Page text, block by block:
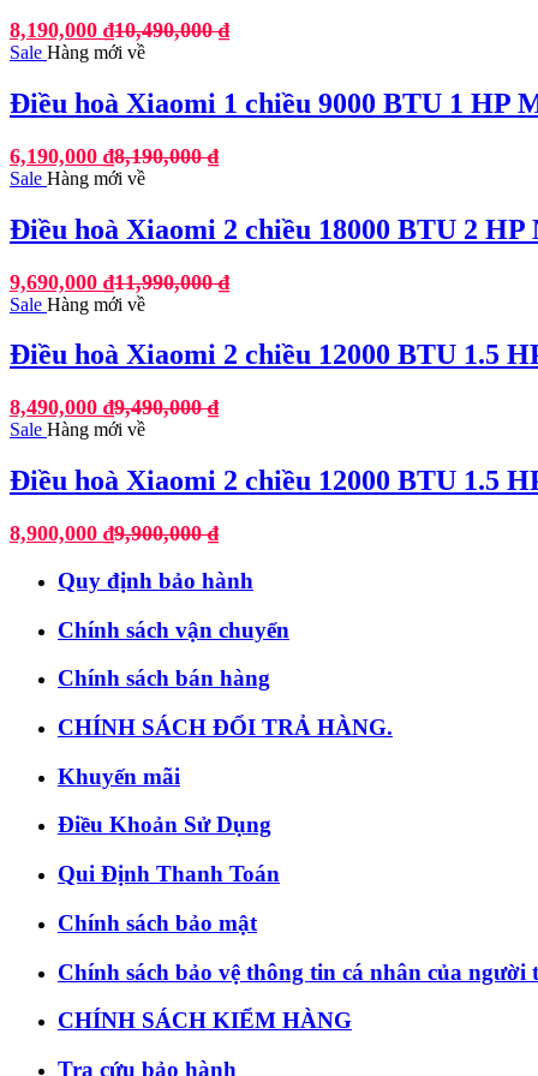
8,190,000 ₫10,490,000₫
Sale Hàng mới về
Điều hoà Xiaomi 1 chiều 9000 BTU 1 HP
6,190,000 ₫8,190,000₫
Sale Hàng mới về
Điều hoà Xiaomi 2 chiều 18000 BTU 2
9,690,000 ₫11,990,000₫
Sale Hàng mới về
Điều hoà Xiaomi 2 chiều 12000 BTU 1.5
8,490,000 ₫9,490,000₫
Sale Hàng mới về
Điều hoà Xiaomi 2 chiều 12000 BTU 1.5
8,900,000 ₫9,900,000₫
Quy định bảo hành
Chính sách vận chuyển
Chính sách bán hàng
CHÍNH SÁCH ĐỔI TRẢ HÀNG.
Khuyến mãi
Điều Khoản Sử Dụng
Qui Định Thanh Toán
Chính sách bảo mật
Chính sách bảo vệ thông tin cá nhân của người
CHÍNH SÁCH KIỂM HÀNG
Tra cứu bảo hành